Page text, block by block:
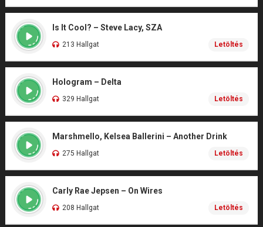
Is It Cool? – Steve Lacy, SZA
213 Hallgat Letöltés
Hologram – Delta
329 Hallgat Letöltés
Marshmello, Kelsea Ballerini – Another Drink
275 Hallgat Letöltés
Carly Rae Jepsen – On Wires
208 Hallgat Letöltés